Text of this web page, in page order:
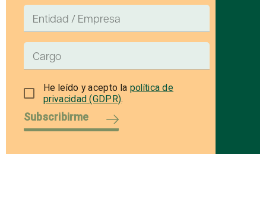
He leído y acepto la política de
privacidad (GDPR).
Subscribirme